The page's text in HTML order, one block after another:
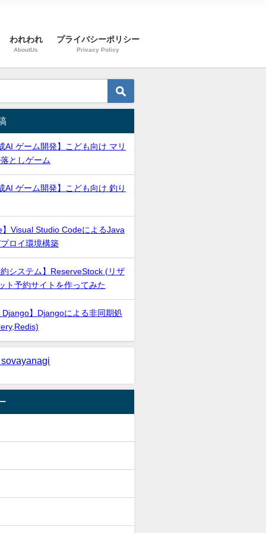
われわれ
AboutUs
プライバシーポリシー
Privacy Policy
AI ゲーム開発】こども向け マリ
としゲーム
AI ゲーム開発】こども向け 釣り
】Visual Studio CodeによるJava
ロイ環境構築
システム】ReserveStock (リザ
ト予約サイトを作ってみた
Django】Djangoによる非同期処